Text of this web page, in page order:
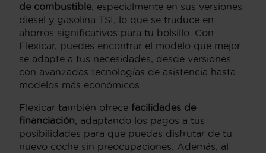
de combustible, especialmente en sus versiones
diesel y gasolina TSI, lo que se traduce en
ahorros significativos para tu bolsillo. Con
Flexicar, puedes encontrar el modelo que mejor
se adapte a tus necesidades, desde versiones
con avanzadas tecnologías de asistencia hasta
modelos más económicos.
Flexicar también ofrece facilidades de
financiación, adaptando los pagos a tus
posibilidades para que puedas disfrutar de tu
nuevo coche sin preocupaciones. Además, al